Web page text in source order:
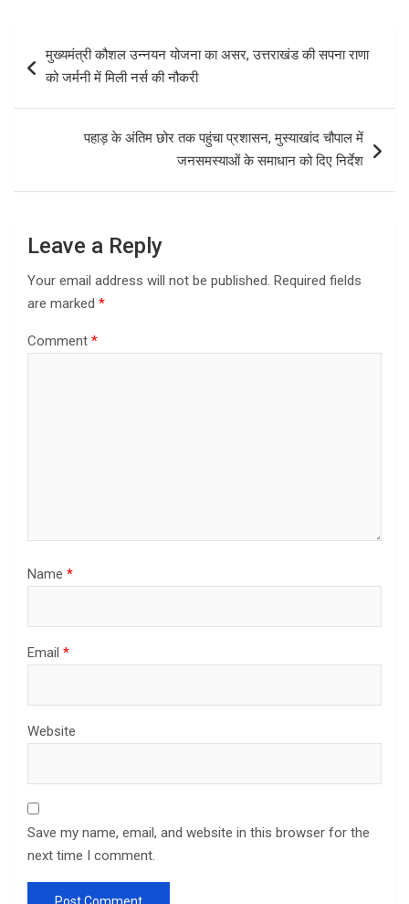
navigation
मुख्यमंत्री कौशल उन्नयन योजना का असर, उत्तराखंड की सपना राणा
को जर्मनी में मिली नर्स की नौकरी
पहाड़ के अंतिम छोर तक पहुंचा प्रशासन, मुस्याखांद चौपाल में
जनसमस्याओं के समाधान को दिए निर्देश
Leave a Reply
Your email address will not be published. Required fields
are marked *
Comment *
Name *
Email *
Website
Save my name, email, and website in this browser for the
next time I comment.